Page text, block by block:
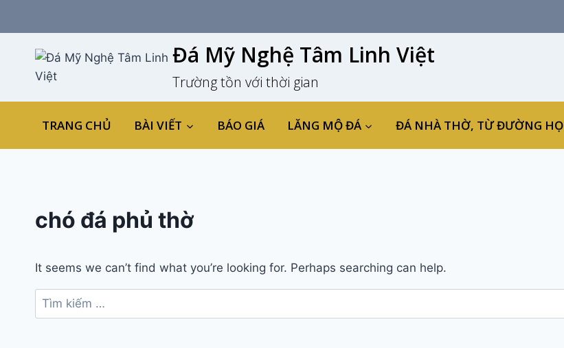
content
Đá Mỹ Nghệ Tâm Linh Việt
Trường tồn với thời gian
TRANG CHỦ BÀI VIẾT BÁO GIÁ LĂNG MỘ ĐÁ ĐÁ NHÀ THỜ, TỪ ĐƯỜNG HỌ
chó đá phủ thờ
It seems we can’t find what you’re looking for. Perhaps searching can help.
Tìm
kiếm